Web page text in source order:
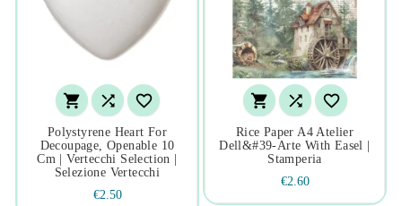
  
Polystyrene Heart For
Decoupage, Openable 10
Cm | Vertecchi Selection |
Selezione Vertecchi
€2.50
  
Rice Paper A4 Atelier
Dell&#39-Arte With Easel |
Stamperia
€2.60